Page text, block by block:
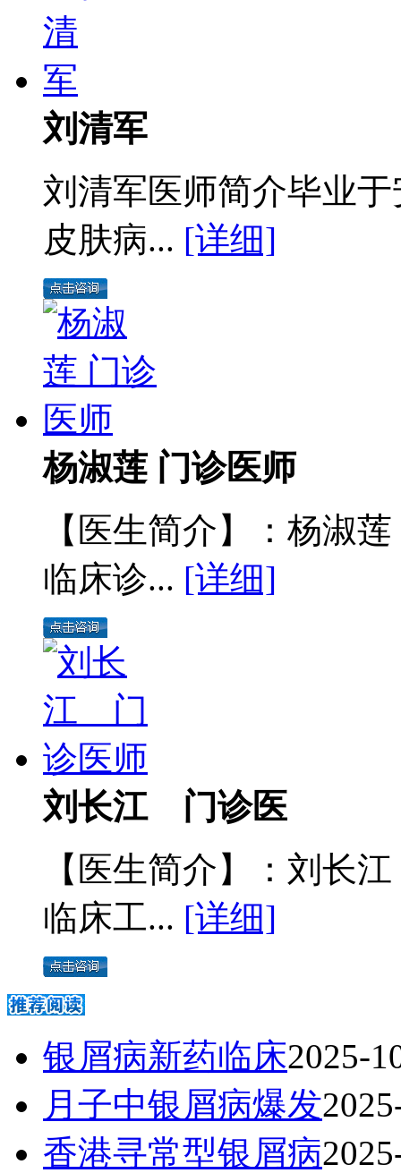
刘清军
刘清军医师简介毕业
皮肤病... [详细]
杨淑莲 门诊医师
【医生简介】：杨淑
临床诊... [详细]
刘长江 门诊医
【医生简介】：刘长
临床工... [详细]
银屑病新药临床2025-
月子中银屑病爆发
香港寻常型银屑病